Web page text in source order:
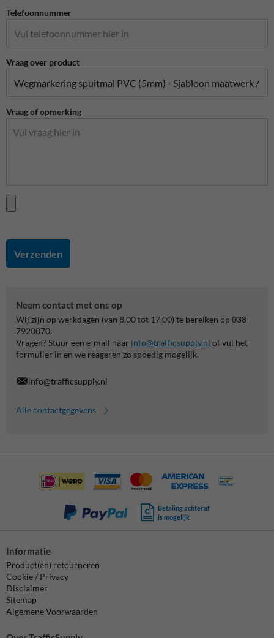
Telefoonnummer
Vraag over product
Vraag of opmerking
Verzenden
Neem contact met ons op
Wij zijn op werkdagen (van 8.00 tot 17.00) te bereiken op 038-
7920070.
Vragen? Stuur een e-mail naar info@trafficsupply.nl of vul het
formulier in en we reageren zo spoedig mogelijk.
info@trafficsupply.nl
Alle contactgegevens
Betaling achteraf
is mogelijk
Informatie
Product(en) retourneren
Cookie / Privacy
Disclaimer
Sitemap
Algemene Voorwaarden